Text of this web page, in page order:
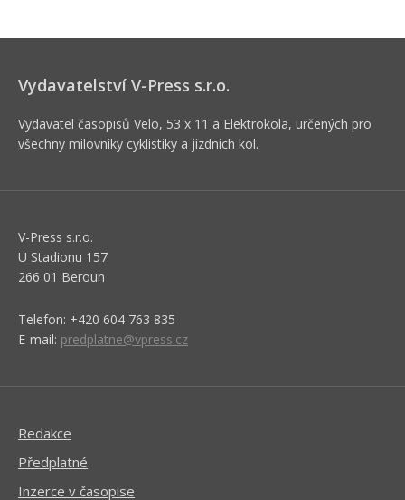
Vydavatelství V-Press s.r.o.
Vydavatel časopisů Velo, 53 x 11 a Elektrokola, určených pro
všechny milovníky cyklistiky a jízdních kol.
V-Press s.r.o.
U Stadionu 157
266 01 Beroun
Telefon: +420 604 763 835
E-mail: predplatne@vpress.cz
Redakce
Předplatné
Inzerce v časopise